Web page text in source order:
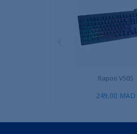
Rapoo V50S
249,00 MAD